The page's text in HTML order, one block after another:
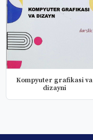
Kompyuter grafikasi va
dizayni